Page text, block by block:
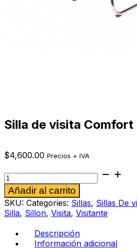
Silla de visita Comfort
$4,600.00 Precios + IVA
Silla
de
visita
Comfort
cantidad
Añadir al carrito
SKU: Categories: Sillas, Sillas De
Silla, Sillon, Visita, Visitante
Descripción
Información adicional